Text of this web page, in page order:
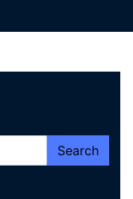
Search